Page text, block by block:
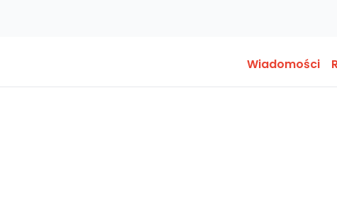
Wiadomości